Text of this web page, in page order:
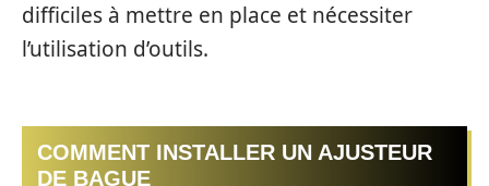
difficiles à mettre en place et nécessiter
l’utilisation d’outils.
COMMENT INSTALLER UN AJUSTEUR
DE BAGUE